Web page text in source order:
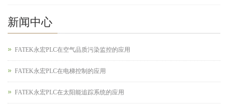
新闻中心
FATEK永宏PLC在空气品质污染监控的应用
FATEK永宏PLC在电梯控制的应用
FATEK永宏PLC在太阳能追踪系统的应用